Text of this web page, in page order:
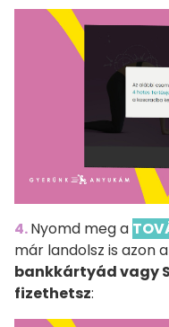
4.Nyomd meg a
már landolsz is azon
bankkártyád vagy
fizethetsz: